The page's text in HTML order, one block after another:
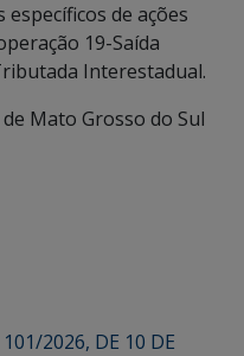
específicos de ações
19-Saída
Interestadual.
Mato Grosso do Sul
2026, DE 10 DE